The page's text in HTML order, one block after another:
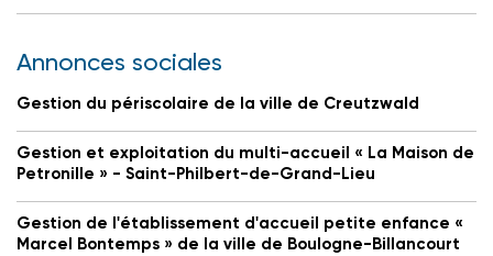
Annonces sociales
Gestion du périscolaire de la ville de Creutzwald
Gestion et exploitation du multi-accueil « La Maison de
Petronille » - Saint-Philbert-de-Grand-Lieu
Gestion de l'établissement d'accueil petite enfance «
Marcel Bontemps » de la ville de Boulogne-Billancourt